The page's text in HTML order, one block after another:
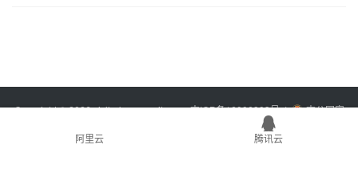
Copyright © 2026 xixibobo.comsitemap吉ICP备16006803号-1
吉公网安
阿里云
腾讯云